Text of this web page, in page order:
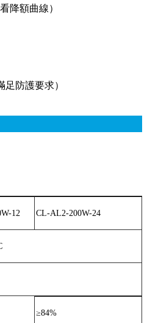
降額曲線）
防護要求）
12 CL-AL2-200W-24
≥84%